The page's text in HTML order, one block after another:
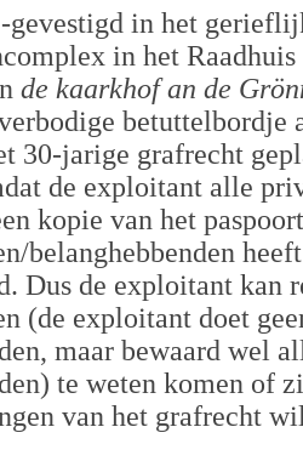
gevestigd in het
in het Raadhuis
de kaarkhof an de
betuttelbordje
30-jarige grafrecht
de exploitant alle
kopie van het
belanghebbenden
Dus de exploitant kan
(de exploitant doet
maar bewaard wel
te weten komen of
van het grafrecht